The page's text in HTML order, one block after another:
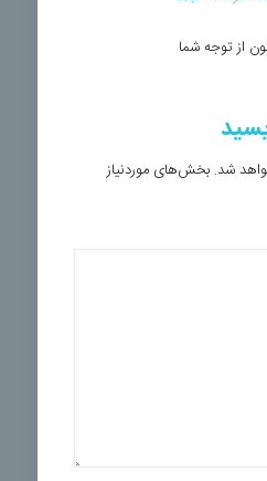
از توجه شما
شد. بخش‌های موردنیاز